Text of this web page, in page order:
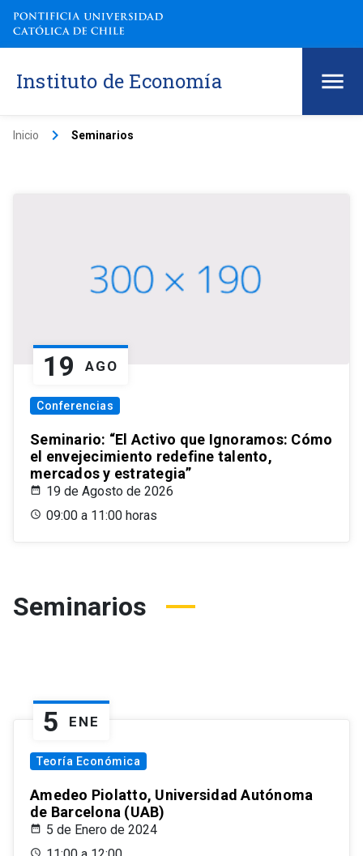
Instituto de Economía
Inicio keyboard_arrow_right Seminarios
19 AGO
Conferencias
Seminario: “El Activo que Ignoramos: Cómo
el envejecimiento redefine talento,
mercados y estrategia”
19 de Agosto de 2026
09:00 a 11:00 horas
Seminarios
5 ENE
Teoría Económica
Amedeo Piolatto, Universidad Autónoma
de Barcelona (UAB)
5 de Enero de 2024